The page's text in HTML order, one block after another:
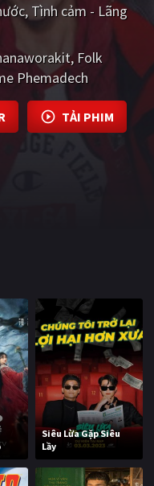
Tình cảm - Lãng
Folk
Phemadech
TẢI PHIM
Siêu Lừa Gặp Siêu
Lầy